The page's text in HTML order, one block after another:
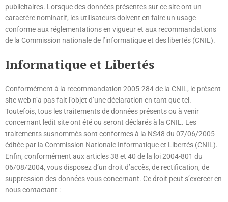
publicitaires. Lorsque des données présentes sur ce site ont un
caractère nominatif, les utilisateurs doivent en faire un usage
conforme aux réglementations en vigueur et aux recommandations
de la Commission nationale de l’informatique et des libertés (CNIL).
Informatique et Libertés
Conformément à la recommandation 2005-284 de la CNIL, le présent
site web n’a pas fait l’objet d’une déclaration en tant que tel.
Toutefois, tous les traitements de données présents ou à venir
concernant ledit site ont été ou seront déclarés à la CNIL. Les
traitements susnommés sont conformes à la NS48 du 07/06/2005
éditée par la Commission Nationale Informatique et Libertés (CNIL).
Enfin, conformément aux articles 38 et 40 de la loi 2004-801 du
06/08/2004, vous disposez d’un droit d’accès, de rectification, de
suppression des données vous concernant. Ce droit peut s’exercer en
nous contactant :